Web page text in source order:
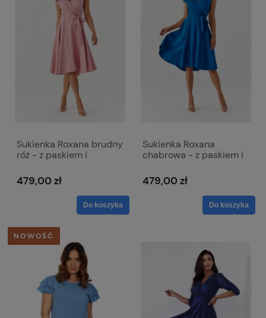
Sukienka Roxana brudny
róż - z paskiem i
479,00 zł
Do koszyka
Sukienka Roxana
chabrowa - z paskiem i
479,00 zł
Do koszyka
NOWOŚĆ